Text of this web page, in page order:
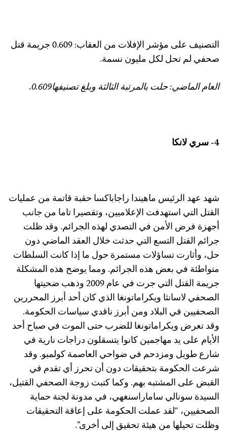
التصنيف على مؤشر الإفلات من العقاب: 0.609 جريمة قتل
صحفي لم تحل لكل مليون نسمة.
العام الماضي: حلت بالمرتبة الثالثة وبلغ تصنيفها0.609.
شهد عهد الرئيس ماهيندا راجاباكسا حقبة قاتمة من عمليات
القتل التي استهدفت الإعلاميين، وتقصيرا تاما من جانب
أجهزة فرض الأمن في التصدي لهذه الجرائم. وقد ظلت
جرائم القتل التسع التي حدثت خلال العقد الماضي دون
حل، وأثارت تساؤلات مستمرة حول ما إذا كانت السلطات
متواطئة في بعض هذه الجرائم. ومما يوضح هذه المشكلة
جريمة القتل التي جرت في عام 2009 وذهب ضحيتها
الصحفي لاسانثا ويكراماتونغا الذي كان أحد أبرز المحررين
الصحفيين في البلاد ومن أبرز ناقدي سياسات الحكومة.
وقد تعرض ويكراماتونغا للضرب حتى الموت في صباح أحد
الأيام على يد مهاجمين كانوا يتسقلون دراجات نارية في
شارع طويل ومزدحم في ضواحي العاصمة كولمبو. وقد
شرعت الحكومة بتحقيقات دون أن تحرز أي تقدم في
القبض على المشتبه بهم. وكما كتبت زوجة الصحفي القتيل،
السيدة سونالي ساماراسنغهي، في مدونة لجنة حماية
الصحفيين، “لقد عملت الحكومة على إعاقة التحقيقات
وظلت تحيلها من هيئة تحقيق إلى أخرى”.